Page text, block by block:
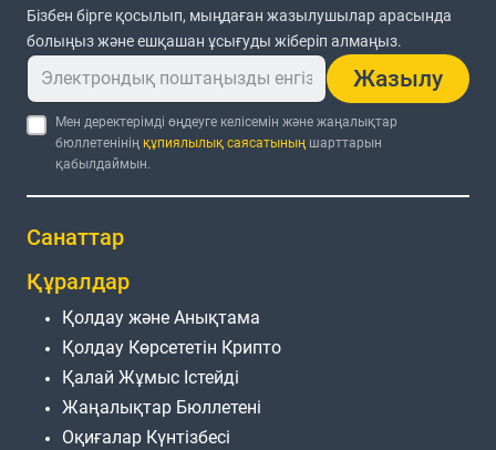
Бізбен бірге қосылып, мыңдаған жазылушылар арасында
болыңыз және ешқашан ұсығуды жіберіп алмаңыз.
Жазылу
Мен деректерімді өңдеуге келісемін және жаңалықтар
бюллетенінің құпиялылық саясатының шарттарын
қабылдаймын.
Санаттар
Құралдар
Қолдау және Анықтама
Қолдау Көрсететін Крипто
Қалай Жұмыс Істейді
Жаңалықтар Бюллетені
Оқиғалар Күнтізбесі